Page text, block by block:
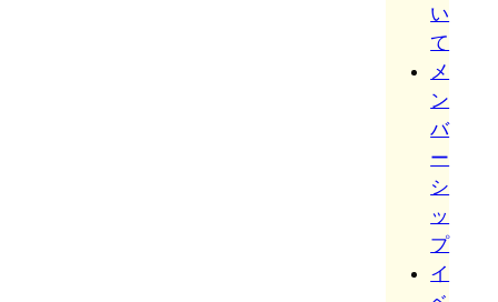
い
て
メ
ン
バ
ー
シ
ッ
プ
イ